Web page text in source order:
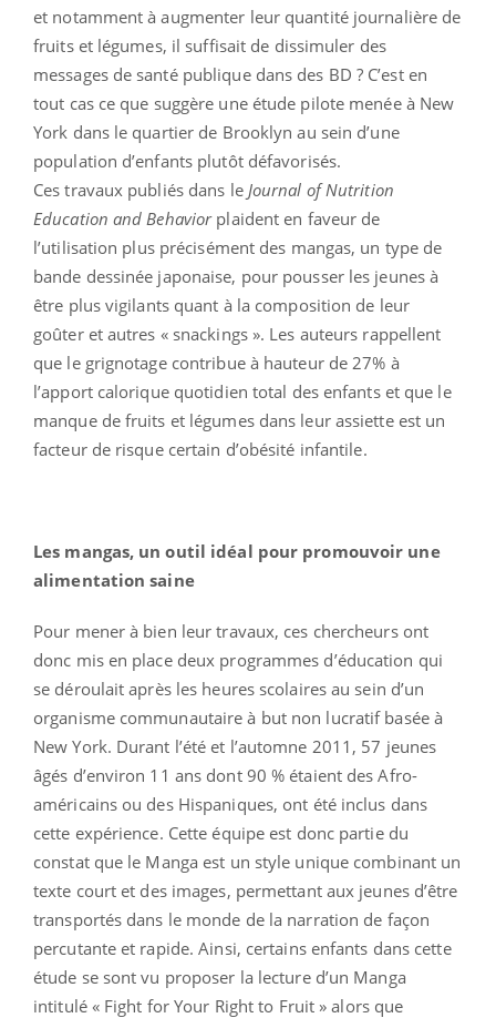
et notamment à augmenter leur quantité journalière de
fruits et légumes, il suffisait de dissimuler des
messages de santé publique dans des BD ? C’est en
tout cas ce que suggère une étude pilote menée à New
York dans le quartier de Brooklyn au sein d’une
population d’enfants plutôt défavorisés.
Ces travaux publiés dans le Journal of Nutrition
Education and Behaviorplaident en faveur de
l’utilisation plus précisément des mangas, un type de
bande dessinée japonaise, pour pousser les jeunes à
être plus vigilants quant à la composition de leur
goûter et autres « snackings ». Les auteurs rappellent
que le grignotage contribue à hauteur de 27% à
l’apport calorique quotidien total des enfants et que le
manque de fruits et légumes dans leur assiette est un
facteur de risque certain d’obésité infantile.
Les mangas, un outil idéal pour promouvoir une
alimentation saine
Pour mener à bien leur travaux, ces chercheurs ont
donc mis en place deux programmes d’éducation qui
se déroulait après les heures scolaires au sein d’un
organisme communautaire à but non lucratif basée à
New York. Durant l’été et l’automne 2011, 57 jeunes
âgés d’environ 11 ans dont 90 % étaient des Afro-
américains ou des Hispaniques, ont été inclus dans
cette expérience. Cette équipe est donc partie du
constat que le Manga est un style unique combinant un
texte court et des images, permettant aux jeunes d’être
transportés dans le monde de la narration de façon
percutante et rapide. Ainsi, certains enfants dans cette
étude se sont vu proposer la lecture d’un Manga
intitulé « Fight for Your Right to Fruit » alors que